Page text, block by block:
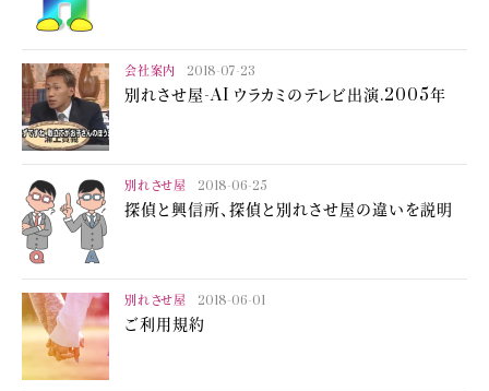
会社案内 2018-07-23
別れさせ屋-AI ウラカミのテレビ出演.2005年
別れさせ屋 2018-06-25
探偵と興信所、探偵と別れさせ屋の違いを説明
別れさせ屋 2018-06-01
ご利用規約